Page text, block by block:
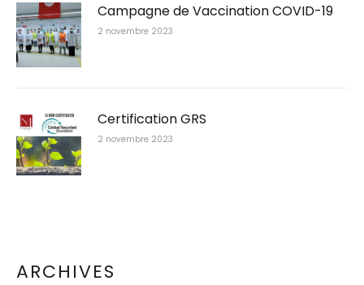
Campagne de Vaccination COVID-19
2 novembre 2023
Certification GRS
2 novembre 2023
ARCHIVES